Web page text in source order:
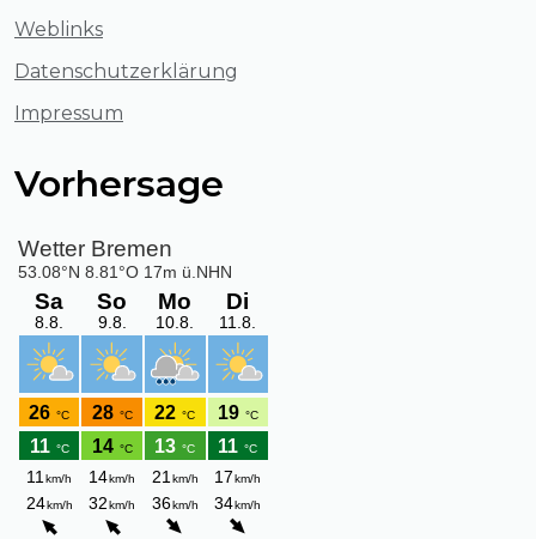
Weblinks
Datenschutzerklärung
Impressum
Vorhersage